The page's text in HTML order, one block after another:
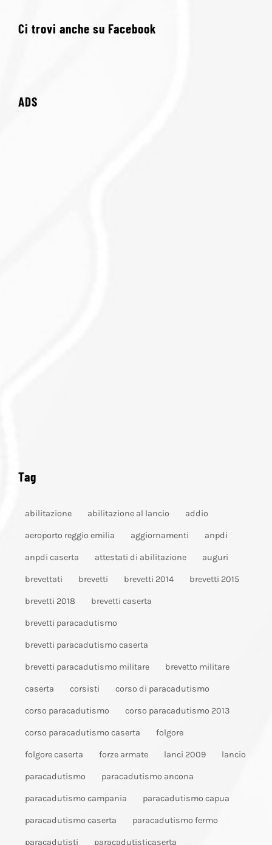
Ci trovi anche su Facebook
ADS
Tag
abilitazione abilitazione al lancio addio
aeroporto reggio emilia aggiornamenti anpdi
anpdi caserta attestati di abilitazione auguri
brevettati brevetti brevetti 2014 brevetti 2015
brevetti 2018 brevetti caserta
brevetti paracadutismo
brevetti paracadutismo caserta
brevetti paracadutismo militare brevetto militare
caserta corsisti corso di paracadutismo
corso paracadutismo corso paracadutismo 2013
corso paracadutismo caserta folgore
folgore caserta forze armate lanci 2009 lancio
paracadutismo paracadutismo ancona
paracadutismo campania paracadutismo capua
paracadutismo caserta paracadutismo fermo
paracadutisti paracadutisticaserta